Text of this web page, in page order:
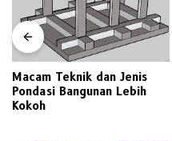
Macam Teknik dan Jenis
Pondasi Bangunan Lebih
Kokoh